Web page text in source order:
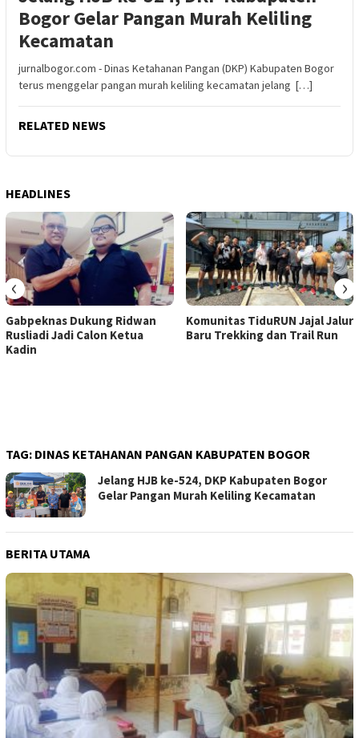
Bogor Gelar Pangan Murah Keliling
Kecamatan
jurnalbogor.com - Dinas Ketahanan Pangan (DKP) Kabupaten Bogor
terus menggelar pangan murah keliling kecamatan jelang […]
RELATED NEWS
HEADLINES
Gabpeknas Dukung Ridwan
Rusliadi Jadi Calon Ketua
Kadin
Komunitas TiduRUN Jajal Jalur
Baru Trekking dan Trail Run
‹ ›
TAG: DINAS KETAHANAN PANGAN KABUPATEN BOGOR
Jelang HJB ke-524, DKP Kabupaten Bogor
Gelar Pangan Murah Keliling Kecamatan
BERITA UTAMA